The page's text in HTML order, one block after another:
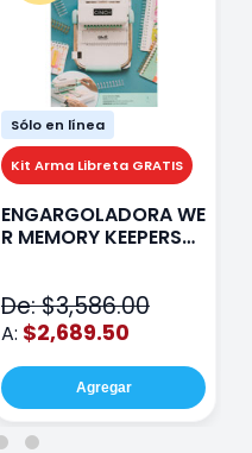
Sólo en línea
Kit Arma Libreta GRATIS
ENGARGOLADORA WE
R MEMORY KEEPERS
De: $3,586.00
A: $2,689.50
Agregar